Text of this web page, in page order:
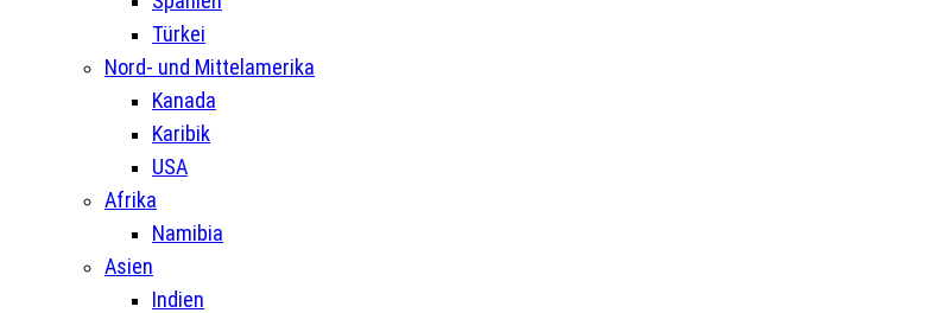
Türkei
Nord- und Mittelamerika
Kanada
Karibik
USA
Afrika
Namibia
Asien
Indien